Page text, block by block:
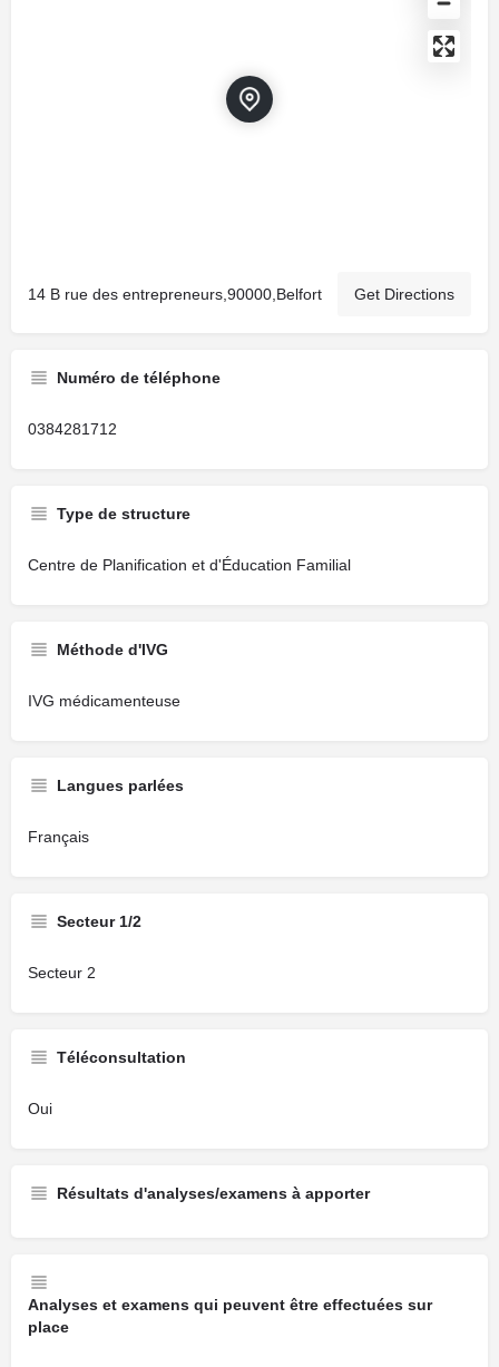
14 B rue des entrepreneurs,90000,Belfort Get Directions
Numéro de téléphone
0384281712
Type de structure
Centre de Planification et d'Éducation Familial
Méthode d'IVG
IVG médicamenteuse
Langues parlées
Français
Secteur 1/2
Secteur 2
Téléconsultation
Oui
Résultats d'analyses/examens à apporter
Analyses et examens qui peuvent être effectuées sur
place